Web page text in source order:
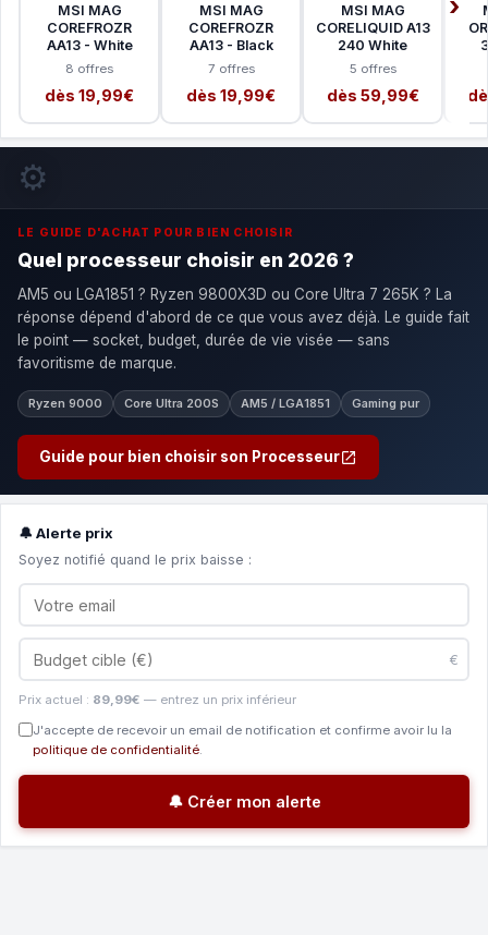
MSI MAG
COREFROZR
AA13 - White
8 offres
dès 19,99€
MSI MAG
COREFROZR
AA13 - Black
7 offres
dès 19,99€
MSI MAG
CORELIQUID A13
240 White
5 offres
dès 59,99€
⚙️
LE GUIDE D'ACHAT POUR BIEN CHOISIR
Quel processeur choisir en 2026 ?
AM5 ou LGA1851 ? Ryzen 9800X3D ou Core Ultra 7 265K ? La
réponse dépend d'abord de ce que vous avez déjà. Le guide fait
le point — socket, budget, durée de vie visée — sans
favoritisme de marque.
Ryzen 9000 Core Ultra 200S AM5 / LGA1851 Gaming pur
Guide pour bien choisir son Processeur
🔔 Alerte prix
Soyez notifié quand le prix baisse :
€
Prix actuel : 89,99€ — entrez un prix inférieur
J'accepte de recevoir un email de notification et confirme avoir lu la
politique de confidentialité.
🔔 Créer mon alerte